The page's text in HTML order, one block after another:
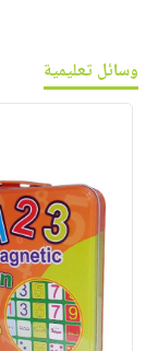
وسائل تعليمية